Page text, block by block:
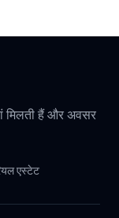
मिलती हैं और अवसर
एस्टेट